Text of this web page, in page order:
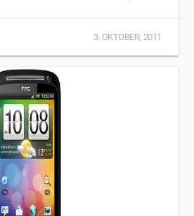
3. OKTOBER, 2011